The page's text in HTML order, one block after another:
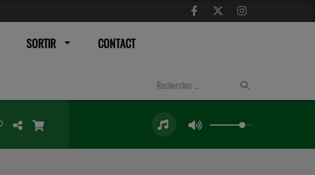
SORTIR CONTACT